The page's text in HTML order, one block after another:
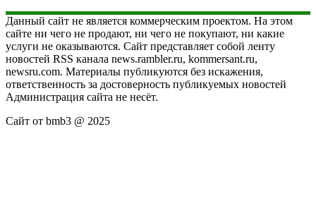
Данный сайт не является коммерческим проектом. На этом
сайте ни чего не продают, ни чего не покупают, ни какие
услуги не оказываются. Сайт представляет собой ленту
новостей RSS канала news.rambler.ru, kommersant.ru,
newsru.com. Материалы публикуются без искажения,
ответственность за достоверность публикуемых новостей
Администрация сайта не несёт.
Сайт от bmb3 @ 2025